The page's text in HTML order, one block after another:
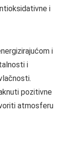
i
i
i
pozitivne
atmosferu